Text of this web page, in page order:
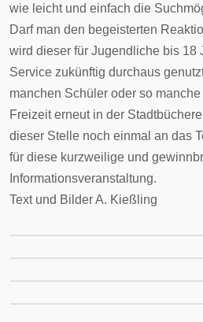
wie leicht und einfach die
Darf man den begeisterten
wird dieser für Jugendliche bis 18
Service zukünftig durchaus
manchen Schüler oder so
Freizeit erneut in der
dieser Stelle noch einmal an das
für diese kurzweilige und
Informationsveranstaltung.
Text und Bilder A. Kießling